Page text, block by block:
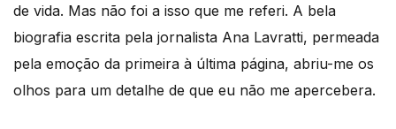
de vida. Mas não foi a isso que me referi. A bela
biografia escrita pela jornalista Ana Lavratti, permeada
pela emoção da primeira à última página, abriu-me os
olhos para um detalhe de que eu não me apercebera.